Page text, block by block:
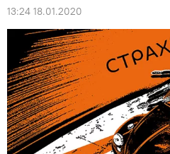
13:24 18.01.2020